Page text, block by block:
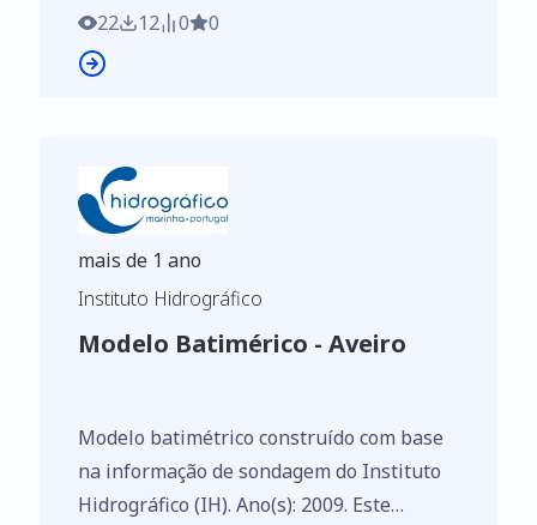
Regulamento de Execução n.º 2023/138 da
Diretiva (UE) 2019/1024, relativa aos
22 12 0 0
mais de 1 ano
Instituto Hidrográfico
Modelo Batimérico - Aveiro
Modelo batimétrico construído com base
na informação de sondagem do Instituto
Hidrográfico (IH). Ano(s): 2009. Este